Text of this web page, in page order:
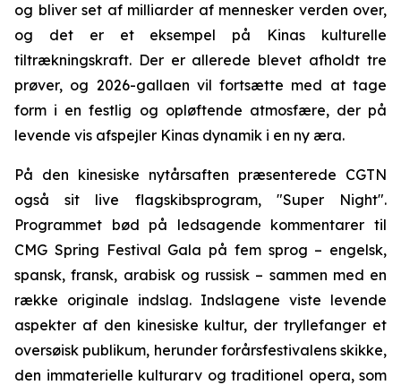
og bliver set af milliarder af mennesker verden over,
og det er et eksempel på Kinas kulturelle
tiltrækningskraft. Der er allerede blevet afholdt tre
prøver, og 2026-gallaen vil fortsætte med at tage
form i en festlig og opløftende atmosfære, der på
levende vis afspejler Kinas dynamik i en ny æra.
På den kinesiske nytårsaften præsenterede CGTN
også sit live flagskibsprogram, "Super Night".
Programmet bød på ledsagende kommentarer til
CMG Spring Festival Gala på fem sprog – engelsk,
spansk, fransk, arabisk og russisk – sammen med en
række originale indslag. Indslagene viste levende
aspekter af den kinesiske kultur, der tryllefanger et
oversøisk publikum, herunder forårsfestivalens skikke,
den immaterielle kulturarv og traditionel opera, som